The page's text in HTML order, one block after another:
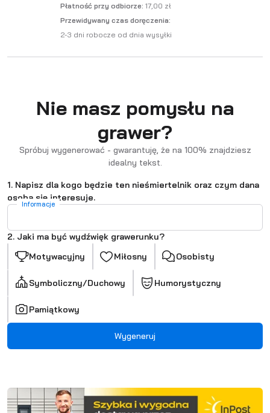
Płatność przy odbiorze: 17,00 zł
Przewidywany czas doręczenia:
2-3 dni robocze od dnia wysyłki
Nie masz pomysłu na
grawer?
Spróbuj wygenerować - gwarantuję, że na 100% znajdziesz
idealny tekst.
1. Napisz dla kogo będzie ten nieśmiertelnik oraz czym dana
osoba się interesuje.
Informacje
2. Jaki ma być wydźwięk grawerunku?
Motywacyjny
Miłosny Osobisty
Symboliczny/Duchowy Humorystyczny
Pamiątkowy